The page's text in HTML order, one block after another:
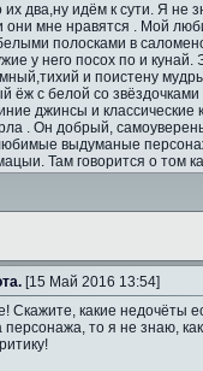
два,ну идём к сути. Я не
они мне нравятся . Мой
полосками в
у него посох по и кунай.
и поистену
ёж с белой со
джинсы и
. Он добрый,
выдуманые
Там говорится о том
[15 Май 2016 13:54]
Скажите, какие недочёты
персонажа, то я не знаю,